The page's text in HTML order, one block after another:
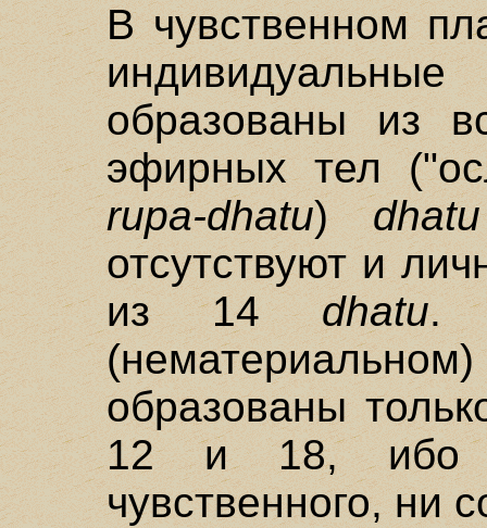
В чувственном
образованы из
эфирных тел
rupa-dhatu)dhatu
отсутствуют и
из 14 dhatu.
образованы
12 и 18, ибо
чувственного, ни